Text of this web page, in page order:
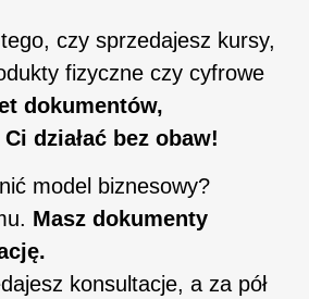
czy sprzedajesz kursy,
fizyczne czy cyfrowe
dokumentów,
działać bez obaw!
model biznesowy?
Masz dokumenty
konsultacje, a za pół